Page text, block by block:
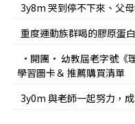
3y8m 哭到停不下來、父
重度運動族群喝的膠原蛋
•開團• 幼教屆老字號《
學習圖卡＆ 推薦購買清單
3y0m 與老師一起努力，